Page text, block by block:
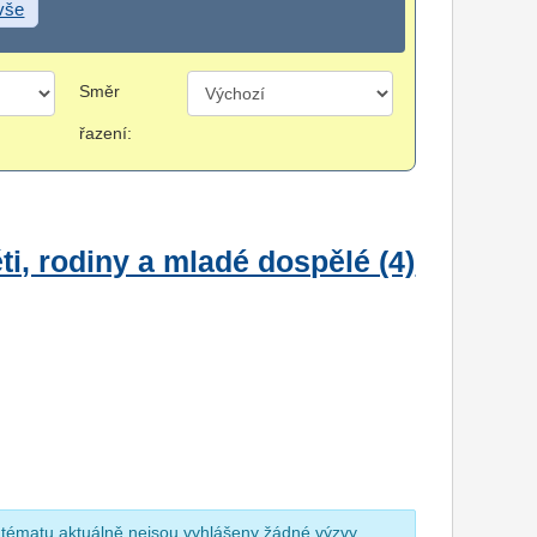
Směr
řazení:
rodiny a mladé dospělé (4)
aktuálně nejsou vyhlášeny žádné výzvy.